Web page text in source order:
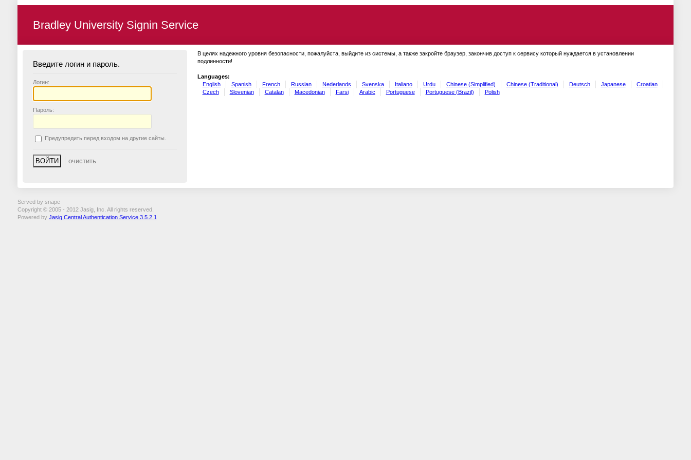
Bradley University Signin Service
Введите логин и пароль.
Логин:
Пароль:
Предупредить перед входом на другие сайты.
В целях надежного уровня безопасности, пожалуйста, выйдите из системы, а также закройте браузер, закончив доступ к сервису который нуждается в установлении
подлинности!
Languages:
English
Spanish French Russian Nederlands Svenska Italiano Urdu Chinese (Simplified) Chinese (Traditional) Deutsch Japanese
Croatian
Czech
Slovenian Catalan Macedonian Farsi Arabic Portuguese Portuguese (Brazil) Polish
Served by snape
Copyright © 2005 - 2012 Jasig, Inc. All rights reserved.
Powered by Jasig Central Authentication Service 3.5.2.1